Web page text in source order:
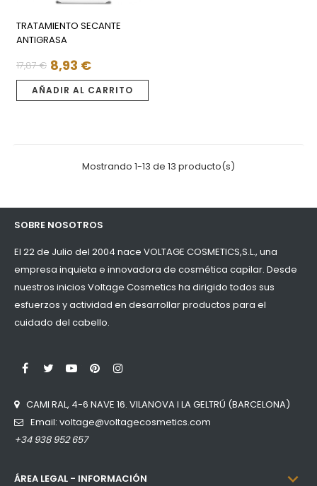
TRATAMIENTO SECANTE
ANTIGRASA
Precio
regular
17,87 €
Precio 8,93 €
AÑADIR AL CARRITO
Mostrando 1-13 de 13 producto(s)
SOBRE NOSOTROS
El 22 de Julio del 2004 nace VOLTAGE COSMETICS,S.L., una
empresa inquieta e innovadora de cosmética capilar. Desde
nuestros inicios Voltage Cosmetics ha dirigido todos sus
esfuerzos y actividad en desarrollar productos para el
cuidado del cabello.
Facebook
Twitter YouTubePinterest
CAMI RAL, 4-6 NAVE 16. VILANOVA I LA GELTRÚ (BARCELONA)
Email: voltage@voltagecosmetics.com
+34 938 952 657
ÁREA LEGAL - INFORMACIÓN 